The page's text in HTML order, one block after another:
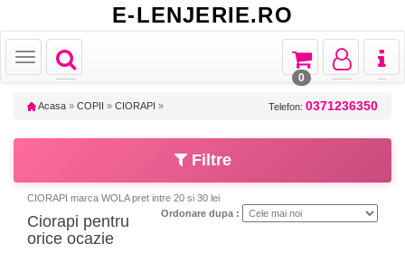
E-LENJERIE.RO
Toggle
navigation
Toggle
Toggle
navigation
Toggle
navigation
Toggle
navigation
0
Acasa » COPII » CIORAPI » Telefon: 0371236350
Filtre
CIORAPI marca WOLA pret intre 20 si 30 lei
Ordonare dupa :
Ciorapi pentru
orice ocazie